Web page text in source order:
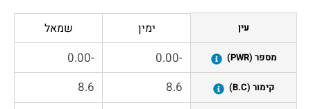
עין
מספר (PWR)
קימור (B.C)
ימין שמאל